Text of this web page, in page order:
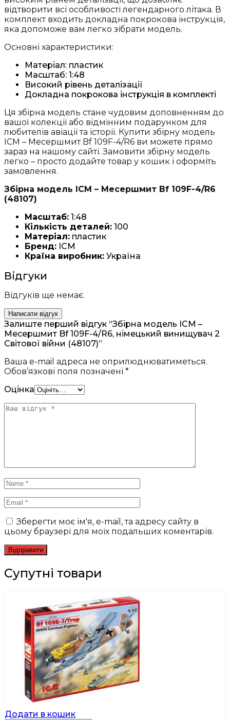
кількість
відтворити всі особливості легендарного літака. В
комплект входить докладна покрокова інструкція,
яка допоможе вам легко зібрати модель.
Основні характеристики:
Матеріал: пластик
Масштаб: 1:48
Високий рівень деталізації
Докладна покрокова інструкція в комплекті
Ця збірна модель стане чудовим доповненням до
вашої колекції або відмінним подарунком для
любителів авіації та історії. Купити збірну модель
ICM – Месершмит Bf 109F-4/R6 ви можете прямо
зараз на нашому сайті. Замовити збірну модель
легко – просто додайте товар у кошик і оформіть
замовлення.
Збірна модель ICM – Месершмит Bf 109F-4/R6
(48107)
Масштаб: 1:48
Кількість деталей: 100
Матеріал: пластик
Бренд: ICM
Країна виробник: Україна
Відгуки
Відгуків ще немає.
Написати відгук
Залиште перший відгук “Збірна модель ICM –
Месершмит Bf 109F-4/R6, німецький винищувач 2
Світової війни (48107)”
Ваша e-mail адреса не оприлюднюватиметься.
Обов’язкові поля позначені *
Оцінка
Зберегти моє ім'я, e-mail, та адресу сайту в
цьому браузері для моїх подальших коментарів.
Супутні товари
Додати в кошик